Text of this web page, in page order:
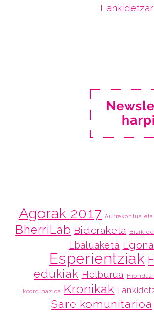
Agorak 2017 Aurrekontua
BherriLab Bideraketa
Ebaluaketa
Esperientziak
edukiak Helburua
koordinazioa Kronikak
Sare komunitarioa